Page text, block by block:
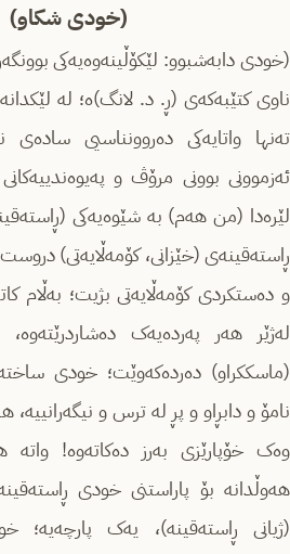
(خودی شکاو)
(خودی دابەشبوو: لێکۆڵینەوەیەکی
ناوی کتێبەکەی (ڕ. د. لانگ)ە؛ لە
تەنها واتایەکی دەروونناسیی سادەی
ئەزموونی بوونی مرۆڤ و
لێرەدا (من هەم) بە شێوەیەکی
ڕاستەقینەی (خێزانی، کۆمەڵایەتی)
و دەستکردی کۆمەڵایەتی بژیت؛ بەڵام
لەژێر هەر پەردەیەک
(ماسککراو) دەردەکەوێت؛ خودی
نامۆ و دابڕاو و پڕ لە ترس و
وەک خۆپارێزی بەرز دەکاتەوە!
هەوڵدانە بۆ پاراستنی خودی
(ژیانی ڕاستەقینە)، یەک